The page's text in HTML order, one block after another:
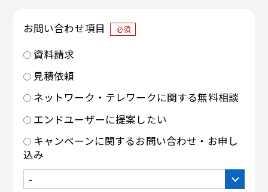
お問い合わせ項目 必須
資料請求
見積依頼
ネットワーク・テレワークに関する無料相談
エンドユーザーに提案したい
キャンペーンに関するお問い合わせ・お申し
込み